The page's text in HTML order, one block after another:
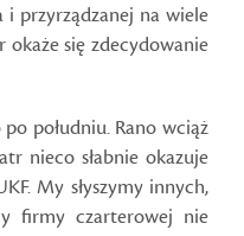
przyrządzanej na wiele
się zdecydowanie
południu. Rano wciąż
nieco słabnie okazuje
My słyszymy innych,
firmy czarterowej nie